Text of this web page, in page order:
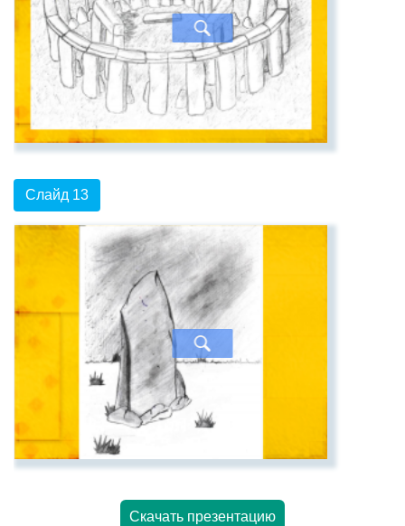
Слайд 13
Скачать презентацию